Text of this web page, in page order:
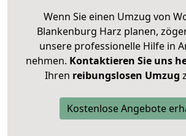
Wenn Sie einen Umzug von
Blankenburg Harz planen,
unsere professionelle Hilfe in
nehmen. Kontaktieren Sie uns
Ihren reibungslosen Umzug
Kostenlose Angebote